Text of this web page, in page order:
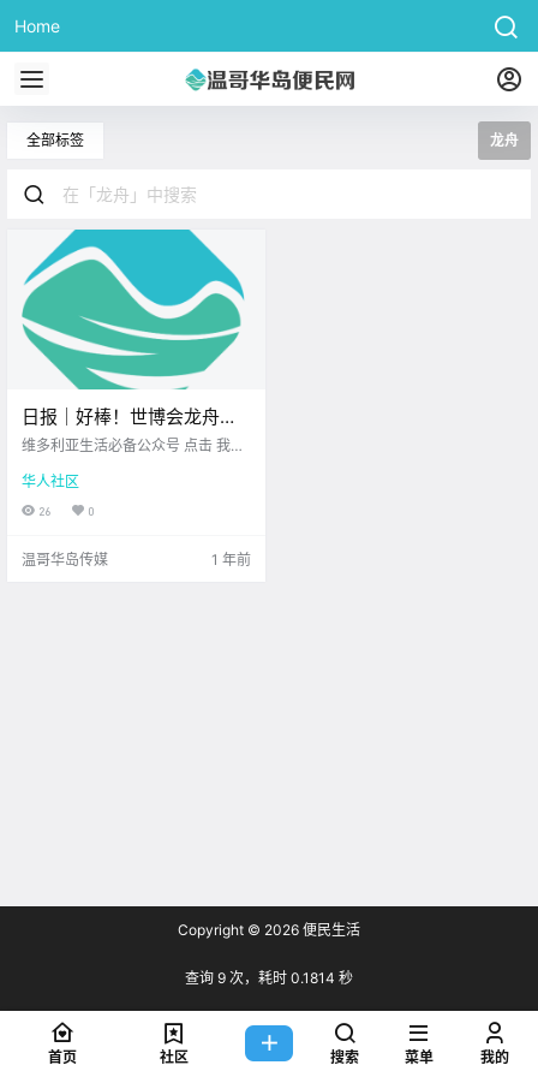
Home
全部标签 龙舟
日报｜好棒！世博会龙舟船
首将亮相维多利亚唐人街！
维多利亚义卖！
维多利亚生活必备公众号 点击 我在
华人社区
26 0
温哥华岛传媒 1 年前
Copyright © 2026 便民生活
查询 9 次，耗时 0.1814 秒
首页 社区 搜索 菜单 我的